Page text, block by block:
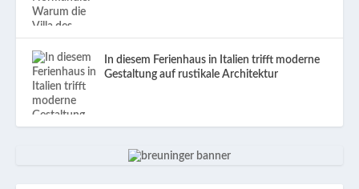
In diesem Ferienhaus in Italien trifft moderne
Gestaltung auf rustikale Architektur